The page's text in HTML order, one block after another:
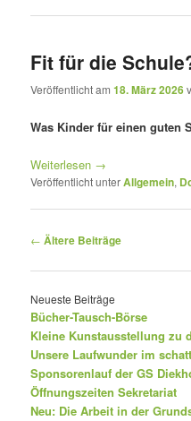
Fit für die
Veröffentlicht am18. März 2026
Was Kinder für einen guten
Weiterlesen →
Veröffentlicht unterAllgemein,
Beitragsnavigation
← Ältere Beiträge
Neueste Beiträge
Bücher-Tausch-Börse
Kleine Kunstausstellung zu
Unsere Laufwunder im
Sponsorenlauf der GS
Öffnungszeiten Sekretariat
Neu: Die Arbeit in der